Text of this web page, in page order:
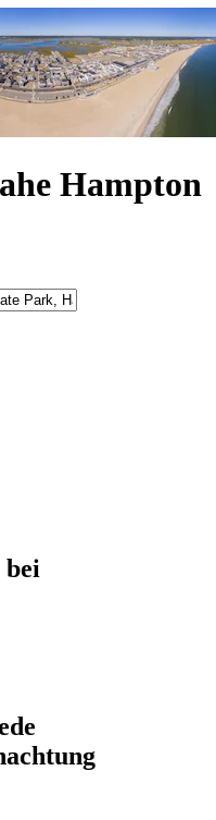
Hampton
bei